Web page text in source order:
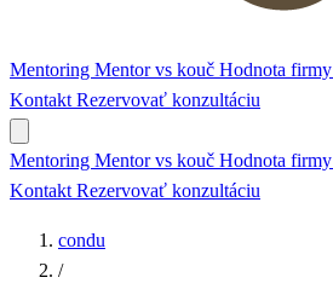
Mentoring Mentor vs kouč Hodnota firmy
Kontakt Rezervovať konzultáciu
Mentoring Mentor vs kouč Hodnota firmy
Kontakt Rezervovať konzultáciu
condu
/